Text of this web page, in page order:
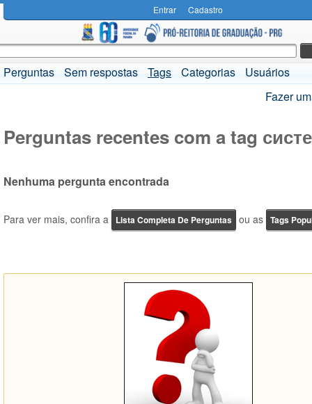
Entrar Cadastro
Perguntas Sem respostas Tags Categorias
Usuários
Fazer
Perguntas recentes com a tag
Nenhuma pergunta encontrada
Para ver mais, confira a Lista Completa De Perguntas ou as Tags